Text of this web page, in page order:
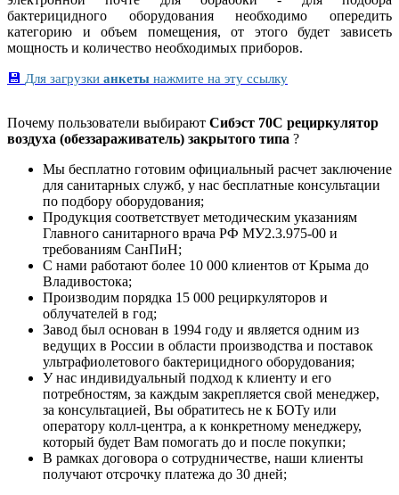
бактерицидного оборудования необходимо опередить
категорию и объем помещения, от этого будет зависеть
мощность и количество необходимых приборов.
💾 Для загрузки анкеты нажмите на эту ссылку
Почему пользователи выбирают Сибэст 70С рециркулятор
воздуха (обеззараживатель) закрытого типа ?
Мы бесплатно готовим официальный расчет заключение
для санитарных служб, у нас бесплатные консультации
по подбору оборудования;
Продукция соответствует методическим указаниям
Главного санитарного врача РФ МУ2.3.975-00 и
требованиям СанПиН;
С нами работают более 10 000 клиентов от Крыма до
Владивостока;
Производим порядка 15 000 рециркуляторов и
облучателей в год;
Завод был основан в 1994 году и является одним из
ведущих в России в области производства и поставок
ультрафиолетового бактерицидного оборудования;
У нас индивидуальный подход к клиенту и его
потребностям, за каждым закрепляется свой менеджер,
за консультацией, Вы обратитесь не к БОТу или
оператору колл-центра, а к конкретному менеджеру,
который будет Вам помогать до и после покупки;
В рамках договора о сотрудничестве, наши клиенты
получают отсрочку платежа до 30 дней;